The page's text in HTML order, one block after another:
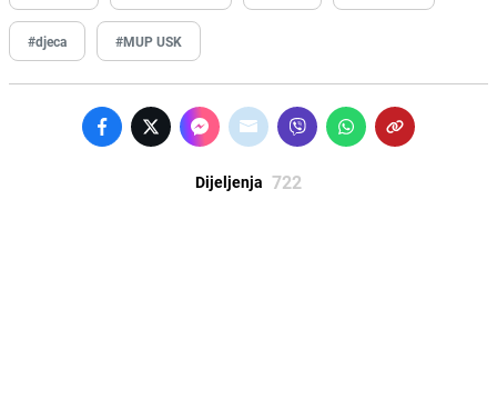
#djeca #MUP USK
Dijeljenja 722